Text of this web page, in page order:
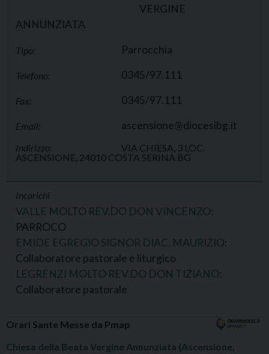
VERGINE
ANNUNZIATA
Tipo: Parrocchia
Telefono: 0345/97.111
Fax: 0345/97.111
Email: ascensione@diocesibg.it
Indirizzo:
VIA CHIESA, 3 LOC.
ASCENSIONE, 24010 COSTA SERINA BG
Incarichi
VALLE MOLTO REV.DO DON VINCENZO:
PARROCO
EMIDE EGREGIO SIGNOR DIAC. MAURIZIO:
Collaboratore pastorale e liturgico
LEGRENZI MOLTO REV.DO DON TIZIANO:
Collaboratore pastorale
Orari Sante Messe da Pmap
Chiesa della Beata Vergine Annunziata (Ascensione,